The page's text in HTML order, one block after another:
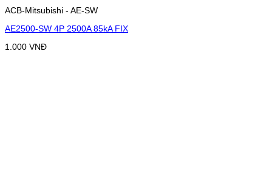
ACB-Mitsubishi - AE-SW
AE2500-SW 4P 2500A 85kA FIX
1.000 VNĐ